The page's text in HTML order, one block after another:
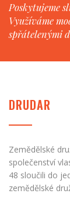
Poskytujeme
Využíváme
spřátelenými
DRUDAR
Zemědělské
společenství
48 sloučili do
zemědělské